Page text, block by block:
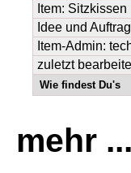
Item: Sitzkissen
Idee und
Item-Admin:
zuletzt
Wie findest Du's
mehr ...